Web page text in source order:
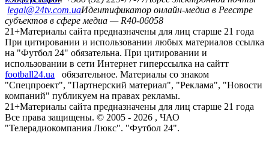
legal@24tv.com.uaИдентификатор онлайн-медиа в Реестре
субъектов в сфере медиа — R40-06058
21+Материалы сайта предназначены для лиц старше 21 года
При цитировании и использовании любых материалов ссылка
на "Футбол 24" обязательна. При цитировании и
использовании в сети Интернет гиперссылка на сайтт
football24.ua
обязательное. Материалы со знаком
"Спецпроект", "Партнерский материал", "Реклама", "Новости
компаний" публикуем на правах рекламы.
21+Материалы сайта предназначены для лиц старше 21 года
Все права защищены. © 2005 - 2026 , ЧАО
"Телерадиокомпания Люкс". "Футбол 24".